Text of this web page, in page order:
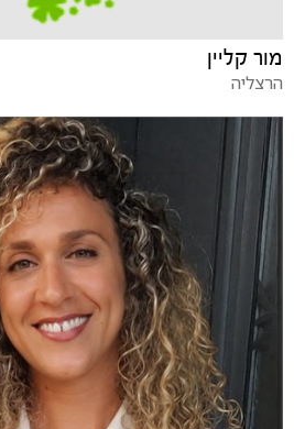
מור קליין
הרצליה